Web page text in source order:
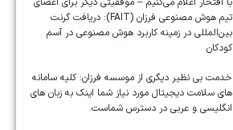
تیم هوش مصنوعی فرزان (FAIT): دریافت گرنت
بین‌المللی در زمینه کاربرد هوش مصنوعی در آسم
کودکان
خدمت بی نظیر دیگری از موسسه فرزان: کلیه سامانه
های سلامت دیجیتال مورد نیاز شما اینک به زبان های
انگلیسی و عربی در دسترس شماست.